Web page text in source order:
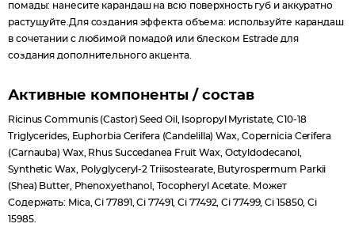
помады: нанесите карандаш на всю поверхность губ и аккуратно
растушуйте.Для создания эффекта объема: используйте карандаш
в сочетании с любимой помадой или блеском Estrade для
создания дополнительного акцента.
Активные компоненты / состав
Ricinus Communis (Castor) Seed Oil, Isopropyl Myristate, C10-18
Triglycerides, Euphorbia Cerifera (Candelilla) Wax, Copernicia Cerifera
(Carnauba) Wax, Rhus Succedanea Fruit Wax, Octyldodecanol,
Synthetic Wax, Polyglyceryl-2 Triisostearate, Butyrospermum Parkii
(Shea) Butter, Phenoxyethanol, Tocopheryl Acetate. Может
Содержать: Mica, Ci 77891, Ci 77491, Ci 77492, Ci 77499, Ci 15850, Ci
15985.